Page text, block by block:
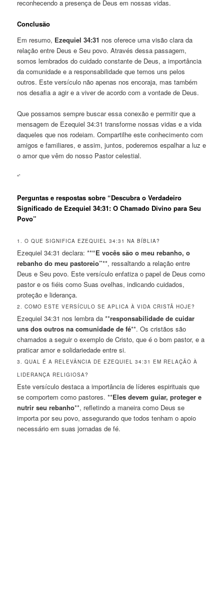
reconhecendo a presença de Deus em nossas vidas.
Conclusão
Em resumo, Ezequiel 34:31 nos oferece uma visão clara da
relação entre Deus e Seu povo. Através dessa passagem,
somos lembrados do cuidado constante de Deus, a importância
da comunidade e a responsabilidade que temos uns pelos
outros. Este versículo não apenas nos encoraja, mas também
nos desafia a agir e a viver de acordo com a vontade de Deus.
Que possamos sempre buscar essa conexão e permitir que a
mensagem de Ezequiel 34:31 transforme nossas vidas e a vida
daqueles que nos rodeiam. Compartilhe este conhecimento com
amigos e familiares, e assim, juntos, poderemos espalhar a luz e
o amor que vêm do nosso Pastor celestial.
“`
Perguntas e respostas sobre “Descubra o Verdadeiro
Significado de Ezequiel 34:31: O Chamado Divino para Seu
Povo”
1. O QUE SIGNIFICA EZEQUIEL 34:31 NA BÍBLIA?
Ezequiel 34:31 declara: **“E vocês são o meu rebanho, o
rebanho do meu pastoreio”**, ressaltando a relação entre
Deus e Seu povo. Este versículo enfatiza o papel de Deus como
pastor e os fiéis como Suas ovelhas, indicando cuidados,
proteção e liderança.
2. COMO ESTE VERSÍCULO SE APLICA À VIDA CRISTÃ HOJE?
Ezequiel 34:31 nos lembra da **responsabilidade de cuidar
uns dos outros na comunidade de fé**. Os cristãos são
chamados a seguir o exemplo de Cristo, que é o bom pastor, e a
praticar amor e solidariedade entre si.
3. QUAL É A RELEVÂNCIA DE EZEQUIEL 34:31 EM RELAÇÃO À
LIDERANÇA RELIGIOSA?
Este versículo destaca a importância de líderes espirituais que
se comportem como pastores. **Eles devem guiar, proteger e
nutrir seu rebanho**, refletindo a maneira como Deus se
importa por seu povo, assegurando que todos tenham o apoio
necessário em suas jornadas de fé.